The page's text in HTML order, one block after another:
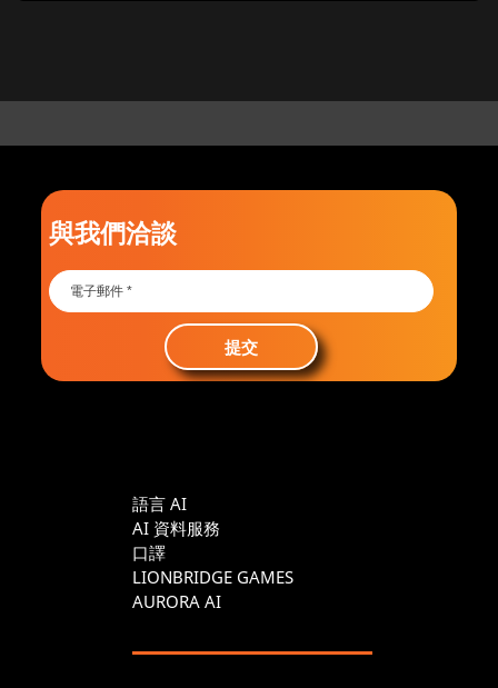
與我們洽談
提交
語言 AI
AI 資料服務
口譯
LIONBRIDGE GAMES
AURORA AI